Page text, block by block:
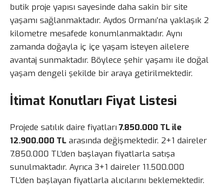
butik proje yapısı sayesinde daha sakin bir site
yaşamı sağlanmaktadır. Aydos Ormanı’na yaklaşık 2
kilometre mesafede konumlanmaktadır. Aynı
zamanda doğayla iç içe yaşam isteyen ailelere
avantaj sunmaktadır. Böylece şehir yaşamı ile doğal
yaşam dengeli şekilde bir araya getirilmektedir.
İtimat Konutları Fiyat Listesi
Projede satılık daire fiyatları 7.850.000 TL ile
12.900.000 TL arasında değişmektedir. 2+1 daireler
7.850.000 TL’den başlayan fiyatlarla satışa
sunulmaktadır. Ayrıca 3+1 daireler 11.500.000
TL’den başlayan fiyatlarla alıcılarını beklemektedir.